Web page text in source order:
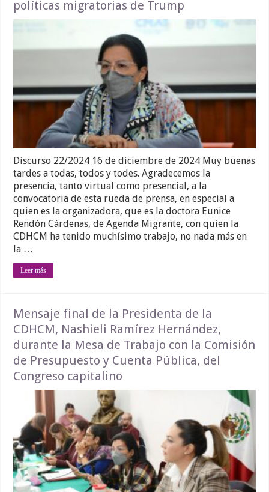
políticas migratorias de Trump
Discurso 22/2024 16 de diciembre de 2024 Muy buenas
tardes a todas, todos y todes. Agradecemos la
presencia, tanto virtual como presencial, a la
convocatoria de esta rueda de prensa, en especial a
quien es la organizadora, que es la doctora Eunice
Rendón Cárdenas, de Agenda Migrante, con quien la
CDHCM ha tenido muchísimo trabajo, no nada más en
la …
Leer más
Mensaje final de la Presidenta de la
CDHCM, Nashieli Ramírez Hernández,
durante la Mesa de Trabajo con la Comisión
de Presupuesto y Cuenta Pública, del
Congreso capitalino